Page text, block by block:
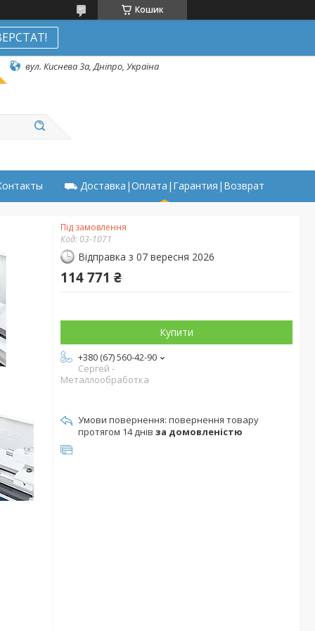
Кошик
вул. Киснева 3а, Дніпро, Україна
⛟ Доставка|Оплата|Гарантия|Возврат
Під замовлення
Код: 03-1071
Відправка з 07 вересня 2026
114 771 ₴
Купити
+380 (67) 560-42-90
Сергей -
Металлообработка
повернення товару
протягом 14 днів за домовленістю